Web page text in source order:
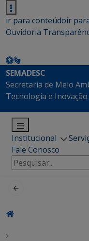
ir para conteúdoir
Ouvidoria
SEMADESC
Secretaria de Meio
Tecnologia e Inovação
Institucional
Fale Conosco
Pesquisar
por: